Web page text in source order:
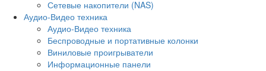
Сетевые накопители (NAS)
Аудио-Видео техника
Аудио-Видео техника
Беспроводные и портативные колонки
Виниловые проигрыватели
Информационные панели